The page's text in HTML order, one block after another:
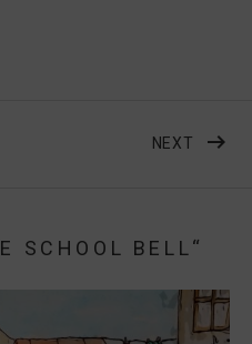
LIVE IN CONCERT AM
NEXT
SCHOOL BELL“